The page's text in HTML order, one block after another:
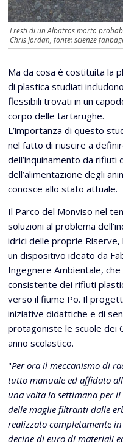
I resti di un Albatros morto
Chris Jordan, fonte: scienze
Ma da cosa è costituita la
di plastica studiati
flessibili trovati in un
corpo delle tartarughe.
L’importanza di questo
nel fatto di riuscire a
dell’inquinamento da rifiuti
dell’alimentazione degli
conosce allo stato attuale.
Il Parco del Monviso nel
soluzioni al problema
idrici delle proprie
un dispositivo ideato da
Ingegnere Ambientale,
consistente dei rifiuti
verso il fiume Po. Il
iniziative didattiche e di
protagoniste le scuole dei
anno scolastico.
"Per ora il meccanismo di
tutto manuale ed affidato
una volta la settimana per
delle maglie filtranti dalle
realizzato completamente
decine di euro di materiali